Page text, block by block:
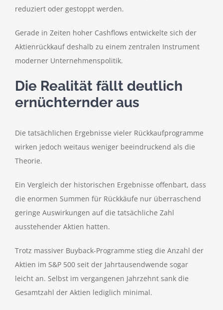
reduziert oder gestoppt werden.
Gerade in Zeiten hoher Cashflows entwickelte sich der
Aktienrückkauf deshalb zu einem zentralen Instrument
moderner Unternehmenspolitik.
Die Realität fällt deutlich
ernüchternder aus
Die tatsächlichen Ergebnisse vieler Rückkaufprogramme
wirken jedoch weitaus weniger beeindruckend als die
Theorie.
Ein Vergleich der historischen Ergebnisse offenbart, dass
die enormen Summen für Rückkäufe nur überraschend
geringe Auswirkungen auf die tatsächliche Zahl
ausstehender Aktien hatten.
Trotz massiver Buyback-Programme stieg die Anzahl der
Aktien im S&P 500 seit der Jahrtausendwende sogar
leicht an. Selbst im vergangenen Jahrzehnt sank die
Gesamtzahl der Aktien lediglich minimal.